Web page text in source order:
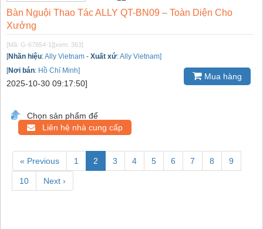
Bàn Nguội Thao Tác ALLY QT-BN09 – Toàn Diện Cho
Xưởng
[Mã: G-67854-1][xem: 363]
[Nhãn hiệu:Ally Vietnam - Xuất xứ:Ally Vietnam]
[Nơi bán: Hồ Chí Minh]
2025-10-30 09:17:50]
Mua hàng
Chọn sản phẩm để
Liên hệ nhà cung cấp
« Previous 1 2 3 4 5 6 7 8 9
10 Next ›